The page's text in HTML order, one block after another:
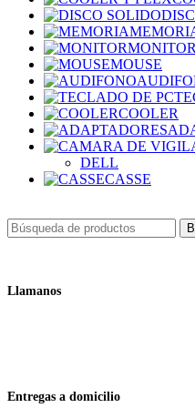
MONITOR
MOUSE
COOLER
DELL
CASSE
Llamanos
Entregas a domicilio